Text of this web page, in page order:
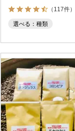
（117件）
選べる：種類